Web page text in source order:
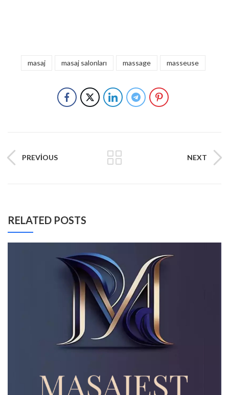
masaj masaj salonları massage masseuse
PREVIOUS NEXT
RELATED POSTS